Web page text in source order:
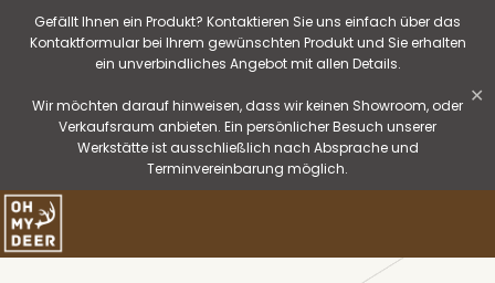
Gefällt Ihnen ein Produkt? Kontaktieren Sie uns einfach über das
Kontaktformular bei Ihrem gewünschten Produkt und Sie erhalten
ein unverbindliches Angebot mit allen Details.
Wir möchten darauf hinweisen, dass wir keinen Showroom, oder
Verkaufsraum anbieten. Ein persönlicher Besuch unserer
Werkstätte ist ausschließlich nach Absprache und
Terminvereinbarung möglich.
✕